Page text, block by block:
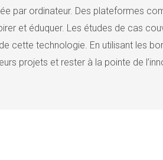
par ordinateur. Des plateformes
et éduquer. Les études de cas
cette technologie. En utilisant les
projets et rester à la pointe de